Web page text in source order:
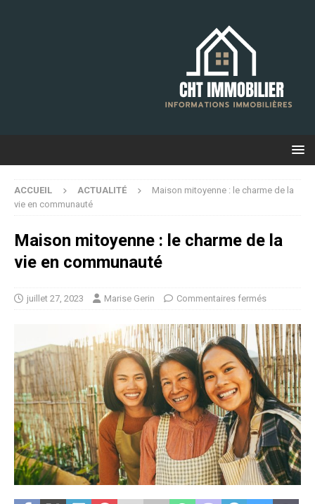
ACCUEIL ACTUALITÉ
Maison mitoyenne : le charme de la
vie en communauté
Maison mitoyenne : le charme de la
vie en communauté
juillet 27, 2023 Marise Gerin Commentaires fermés